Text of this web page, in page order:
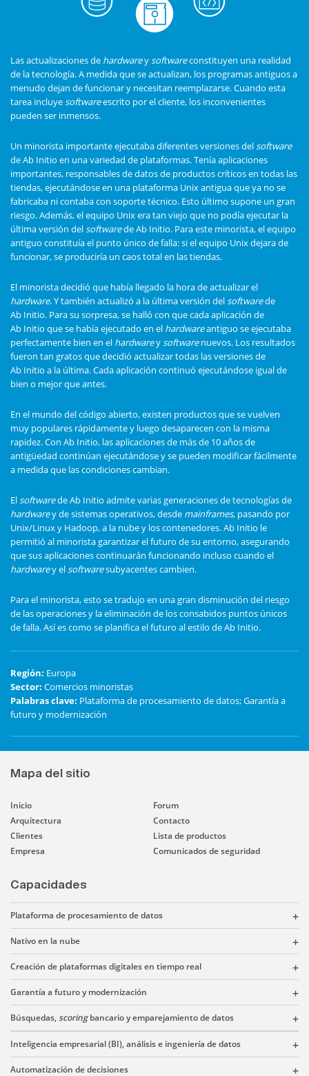
Las actualizaciones de hardwareysoftwareconstituyen una realidad
de la tecnología. A medida que se actualizan, los programas antiguos a
menudo dejan de funcionar y necesitan reemplazarse. Cuando esta
tarea incluyesoftwareescrito por el cliente, los inconvenientes
pueden ser inmensos.
Un minorista importante ejecutaba diferentes versiones delsoftware
de Ab Initio en una variedad de plataformas. Tenía aplicaciones
importantes, responsables de datos de productos críticos en todas las
tiendas, ejecutándose en una plataforma Unix antigua que ya no se
fabricaba ni contaba con soporte técnico. Esto último supone un gran
riesgo. Además, el equipo Unix era tan viejo que no podía ejecutar la
última versión delsoftwarede Ab Initio. Para este minorista, el equipo
antiguo constituía el punto único de falla: si el equipo Unix dejara de
funcionar, se produciría un caos total en las tiendas.
El minorista decidió que había llegado la hora de actualizar el
hardware. Y también actualizó a la última versión delsoftwarede
Ab Initio. Para su sorpresa, se halló con que cada aplicación de
Ab Initio que se había ejecutado en el hardwareantiguo se ejecutaba
perfectamente bien en el hardwareysoftwarenuevos. Los resultados
fueron tan gratos que decidió actualizar todas las versiones de
Ab Initio a la última. Cada aplicación continuó ejecutándose igual de
bien o mejor que antes.
En el mundo del código abierto, existen productos que se vuelven
muy populares rápidamente y luego desaparecen con la misma
rapidez. Con Ab Initio, las aplicaciones de más de 10 años de
antigüedad continúan ejecutándose y se pueden modificar fácilmente
a medida que las condiciones cambian.
Elsoftwarede Ab Initio admite varias generaciones de tecnologías de
hardwarey de sistemas operativos, desde mainframes, pasando por
Unix/Linux y Hadoop, a la nube y los contenedores. Ab Initio le
permitió al minorista garantizar el futuro de su entorno, asegurando
que sus aplicaciones continuarán funcionando incluso cuando el
hardwarey elsoftwaresubyacentes cambien.
Para el minorista, esto se tradujo en una gran disminución del riesgo
de las operaciones y la eliminación de los consabidos puntos únicos
de falla. Así es como se planifica el futuro al estilo de Ab Initio.
Región: Europa
Sector: Comercios minoristas
Palabras clave: Plataforma de procesamiento de datos; Garantía a
futuro y modernización
Mapa del sitio
Inicio
Arquitectura
Clientes
Empresa
Forum
Contacto
Lista de productos
Comunicados de seguridad
Capacidades
Plataforma de procesamiento de datos
Nativo en la nube
Creación de plataformas digitales en tiempo real
Garantía a futuro y modernización
Búsquedas,scoringbancario y emparejamiento de datos
Inteligencia empresarial (BI), análisis e ingeniería de datos
Automatización de decisiones